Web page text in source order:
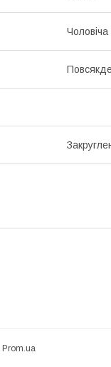
Чоловіча
Prom.ua